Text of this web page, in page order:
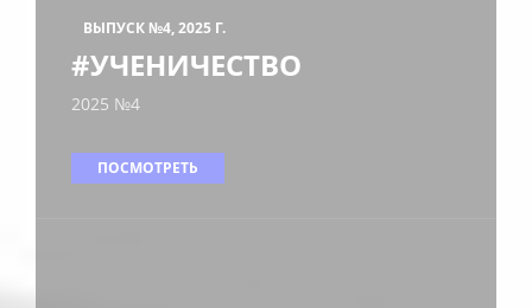
ВЫПУСК №4, 2025 Г.
#УЧЕНИЧЕСТВО
2025 №4
ПОСМОТРЕТЬ